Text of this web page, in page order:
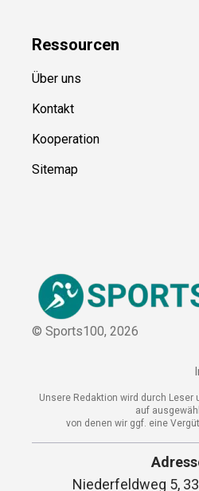
Ressourcen
Über uns
Kontakt
Kooperation
Sitemap
© Sports100, 2026
Unsere Redaktion wird durch Leser
auf
von denen wir ggf. eine
Niederfeldweg 5,